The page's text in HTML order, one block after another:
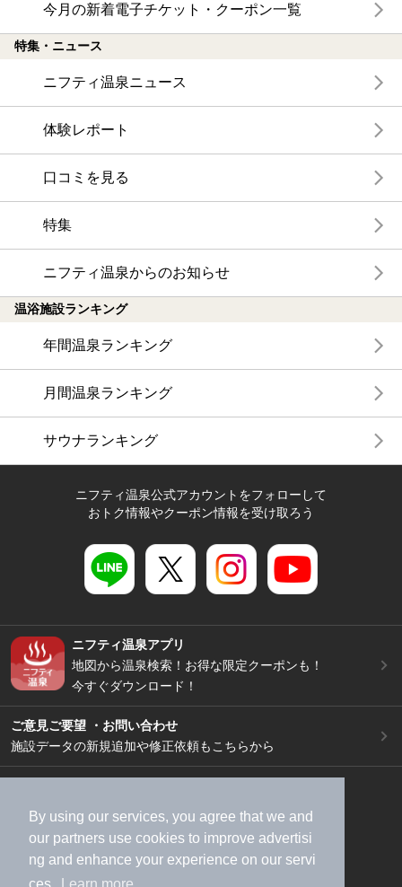
By using our services, you agree that we and
our partners use cookies to improve advertisi
ng and enhance your experience on our servi
今月の新着電子チケット・クーポン一覧
特集・ニュース
ニフティ温泉ニュース
体験レポート
口コミを見る
特集
ニフティ温泉からのお知らせ
温浴施設ランキング
年間温泉ランキング
月間温泉ランキング
サウナランキング
ニフティ温泉公式アカウントをフォローして
おトク情報やクーポン情報を受け取ろう
ニフティ温泉アプリ
地図から温泉検索！お得な限定クーポンも！
今すぐダウンロード！
ご意見ご要望 ・お問い合わせ
施設データの新規追加や修正依頼もこちらから
加盟店募集（資料請求）
広告出稿のご案内
利用規約
ライフスタイルMEMBERS+規約
特定商取引法に基づく表記
ヘルプ
採用情報